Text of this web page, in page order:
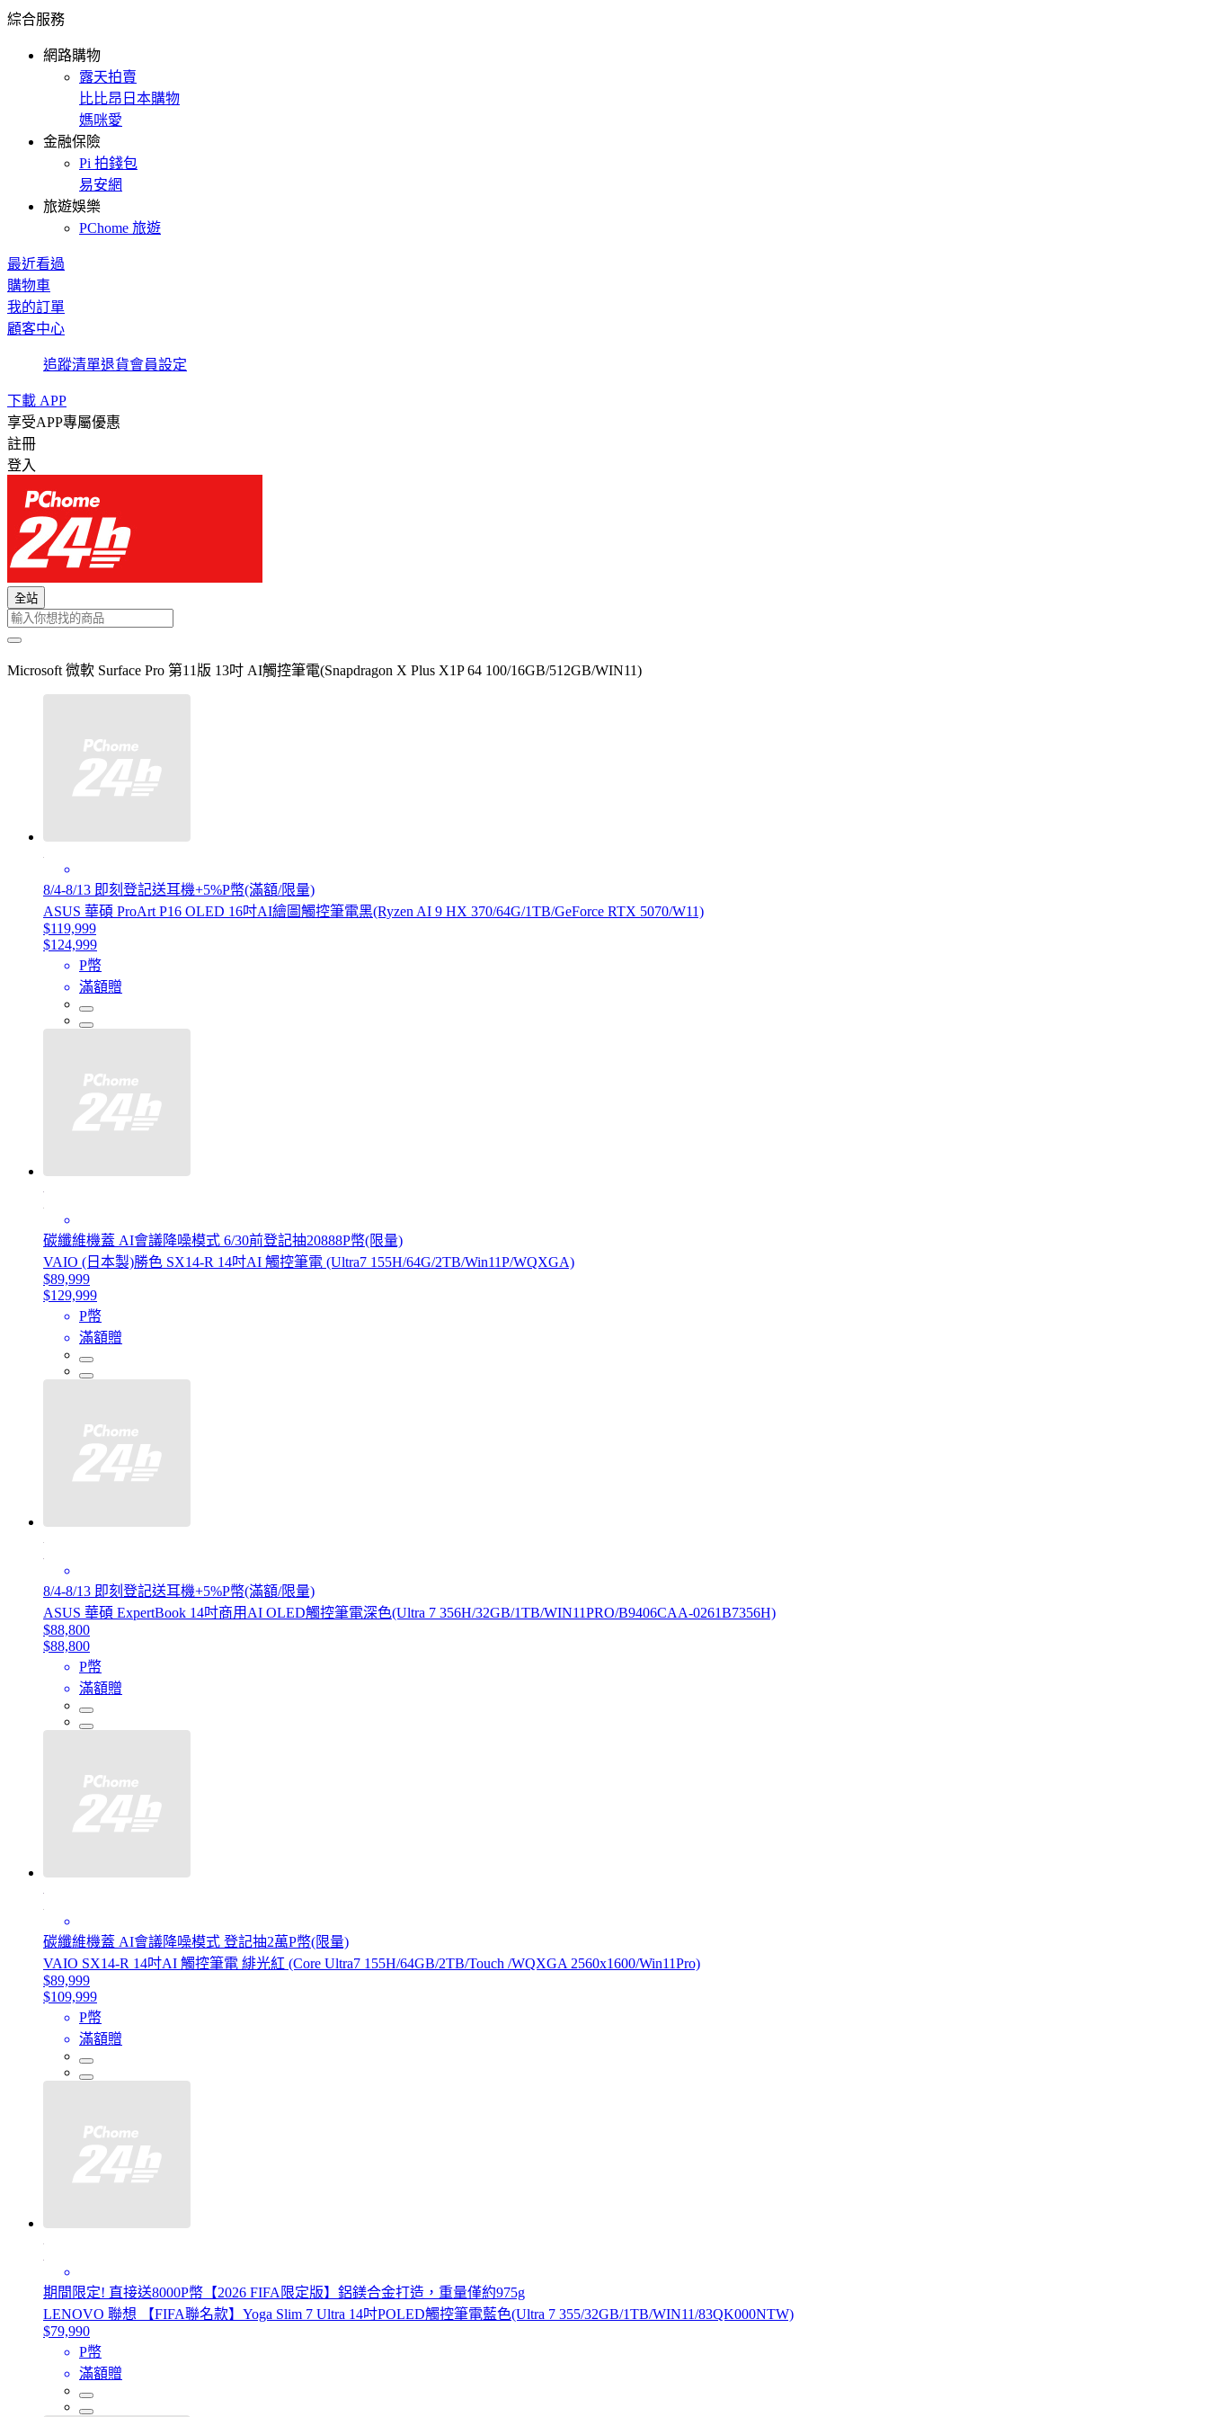
綜合服務
網路購物
露天拍賣
比比昂日本購物
媽咪愛
金融保險
Pi 拍錢包
易安網
旅遊娛樂
PChome 旅遊
最近看過
購物車
我的訂單
顧客中心
追蹤清單退貨會員設定
下載 APP
享受APP專屬優惠
註冊
登入
全站
Microsoft 微軟 Surface Pro 第11版 13吋 AI觸控筆電(Snapdragon X Plus X1P 64 100/16GB/512GB/WIN11)
8/4-8/13 即刻登記送耳機+5%P幣(滿額/限量)
ASUS 華碩 ProArt P16 OLED 16吋AI繪圖觸控筆電黑(Ryzen AI 9 HX 370/64G/1TB/GeForce RTX 5070/W11)
$119,999
$124,999
P幣
滿額贈
碳纖維機蓋 AI會議降噪模式 6/30前登記抽20888P幣(限量)
VAIO (日本製)勝色 SX14-R 14吋AI 觸控筆電 (Ultra7 155H/64G/2TB/Win11P/WQXGA)
$89,999
$129,999
P幣
滿額贈
8/4-8/13 即刻登記送耳機+5%P幣(滿額/限量)
ASUS 華碩 ExpertBook 14吋商用AI OLED觸控筆電深色(Ultra 7 356H/32GB/1TB/WIN11PRO/B9406CAA-0261B7356H)
$88,800
$88,800
P幣
滿額贈
碳纖維機蓋 AI會議降噪模式 登記抽2萬P幣(限量)
VAIO SX14-R 14吋AI 觸控筆電 緋光紅 (Core Ultra7 155H/64GB/2TB/Touch /WQXGA 2560x1600/Win11Pro)
$89,999
$109,999
P幣
滿額贈
期間限定! 直接送8000P幣【2026 FIFA限定版】鋁鎂合金打造，重量僅約975g
LENOVO 聯想 【FIFA聯名款】Yoga Slim 7 Ultra 14吋POLED觸控筆電藍色(Ultra 7 355/32GB/1TB/WIN11/83QK000NTW)
$79,990
P幣
滿額贈